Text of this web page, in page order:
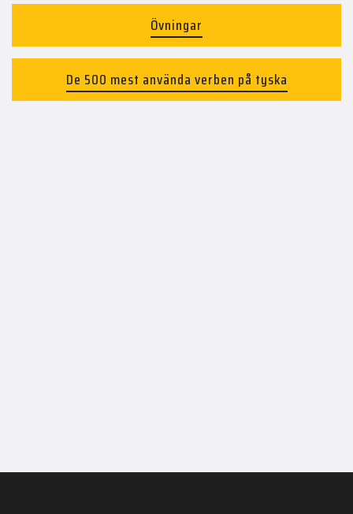
Övningar
De 500 mest använda verben på tyska